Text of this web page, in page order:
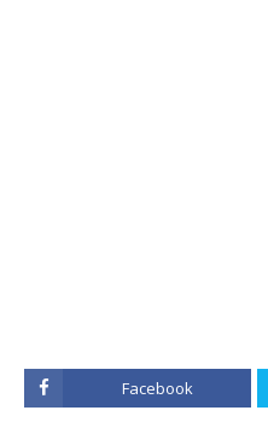
Facebook